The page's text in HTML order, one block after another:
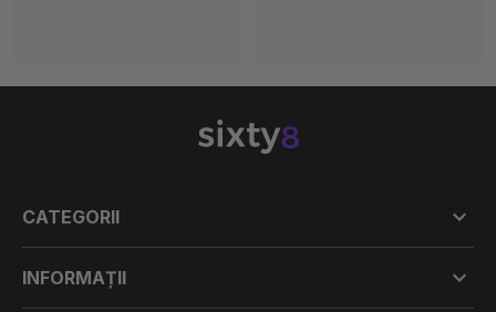
CATEGORII 
INFORMAȚII 